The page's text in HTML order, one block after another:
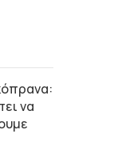
να